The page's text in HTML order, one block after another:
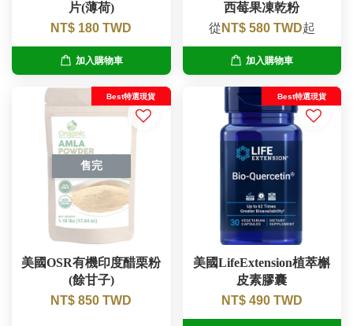
片(薄荷)
NT$ 180 TWD
加入購物車
西莓果凍乾粉
從 NT$ 580 TWD起
加入購物車
售完
Best特選現貨
美國OSR有機印度醋栗粉
(餘甘子)
NT$ 850 TWD
Best特選現貨
美國LifeExtension植萃槲
皮素膠囊
NT$ 490 TWD